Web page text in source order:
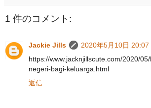
1 件のコメント:
Jackie Jills
2020年5月10日 20:07
https://www.jacknjillscute.com/2020/
negeri-bagi-keluarga.html
返信